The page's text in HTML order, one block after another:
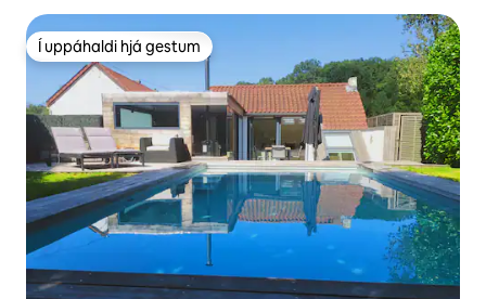
Í uppáhaldi hjá gestum
Í uppáhaldi hjá gestum